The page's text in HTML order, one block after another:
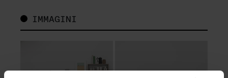
IMMAGINI